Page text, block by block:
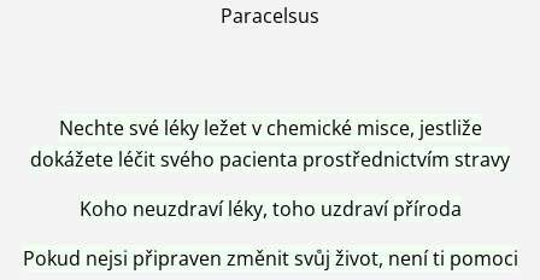
Paracelsus
Nechte své léky ležet v chemické misce, jestliže
dokážete léčit svého pacienta prostřednictvím stravy
Koho neuzdraví léky, toho uzdraví příroda
Pokud nejsi připraven změnit svůj život, není ti pomoci